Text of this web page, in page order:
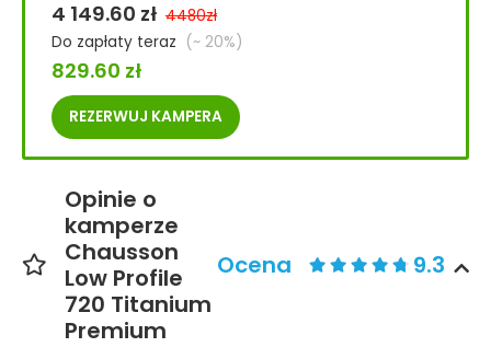
4 149.60 zł 4480zł
Do zapłaty teraz (~ 20%)
829.60 zł
REZERWUJ KAMPERA
Opinie o
kamperze
Chausson
Low Profile
720 Titanium
Premium
Ocena 9.3